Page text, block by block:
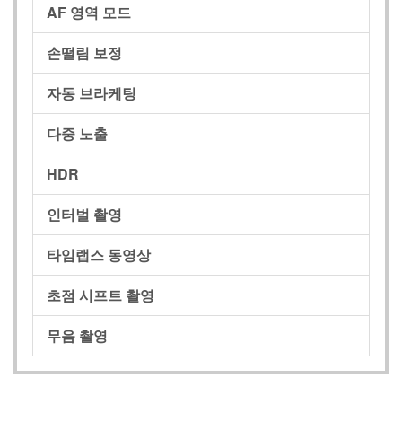
AF 영역 모드
손떨림 보정
자동 브라케팅
다중 노출
HDR
인터벌 촬영
타임랩스 동영상
초점 시프트 촬영
무음 촬영